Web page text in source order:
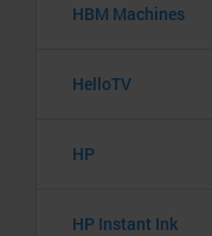
HBM Machines
HelloTV
HP
HP Instant Ink